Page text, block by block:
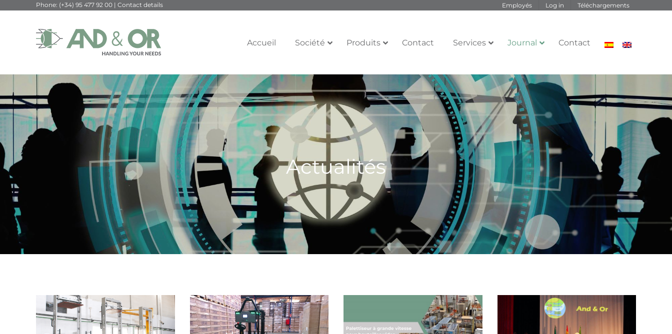
Phone: (+34) 95 477 92 00 | Contact details Employés Log in Téléchargements
Accueil Société Produits Contact Services Journal Contact
Actualités